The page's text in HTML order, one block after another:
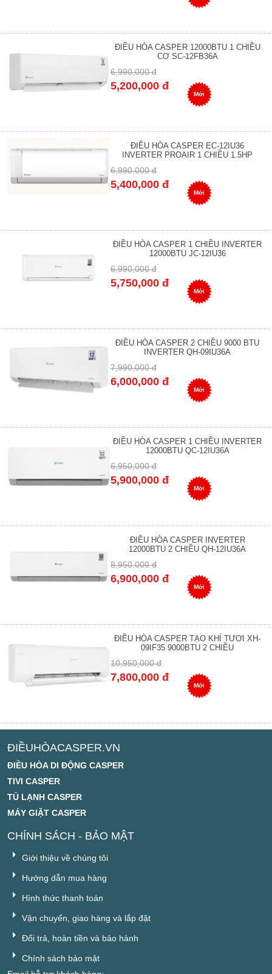
ĐIỀU HÒA CASPER 12000BTU 1 CHIỀU
CƠ SC-12FB36A
6,990,000 đ
5,200,000 đ
Mới
ĐIỀU HÒA CASPER EC-12IU36
INVERTER PROAIR 1 CHIỀU 1.5HP
6,990,000 đ
5,400,000 đ
Mới
ĐIỀU HÒA CASPER 1 CHIỀU INVERTER
12000BTU JC-12IU36
6,990,000 đ
5,750,000 đ
Mới
ĐIỀU HÒA CASPER 2 CHIỀU 9000 BTU
INVERTER QH-09IU36A
7,990,000 đ
6,000,000 đ
Mới
ĐIỀU HÒA CASPER 1 CHIỀU INVERTER
12000BTU QC-12IU36A
6,950,000 đ
5,900,000 đ
Mới
ĐIỀU HÒA CASPER INVERTER
12000BTU 2 CHIỀU QH-12IU36A
8,950,000 đ
6,900,000 đ
Mới
ĐIỀU HÒA CASPER TẠO KHÍ TƯƠI XH-
09IF35 9000BTU 2 CHIỀU
10,950,000 đ
7,800,000 đ
Mới
ĐIỀUHÒACASPER.VN
ĐIỀU HÒA DI ĐỘNG CASPER
TIVI CASPER
TỦ LẠNH CASPER
MÁY GIẶT CASPER
CHÍNH SÁCH - BẢO MẬT
Giới thiệu về chúng tôi
Hướng dẫn mua hàng
Hình thức thanh toán
Vận chuyển, giao hàng và lắp đặt
Đổi trả, hoàn tiền và bảo hành
Chính sách bảo mật